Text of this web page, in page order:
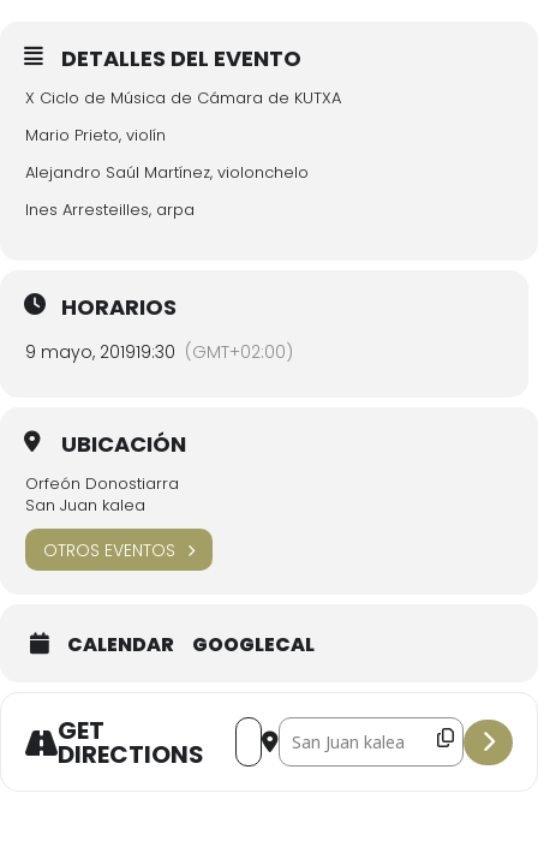
DETALLES DEL EVENTO
X Ciclo de Música de Cámara de KUTXA
Mario Prieto, violín
Alejandro Saúl Martínez, violonchelo
Ines Arresteilles, arpa
HORARIOS
9 mayo, 201919:30 (GMT+02:00)
UBICACIÓN
Orfeón Donostiarra
San Juan kalea
OTROS EVENTOS
CALENDAR GOOGLECAL
GET
DIRECTIONS
Address - Concierto LES TROIS
Destination Address - Concierto